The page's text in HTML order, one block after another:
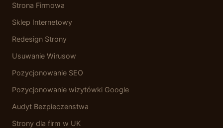
Strona Firmowa
Sklep Internetowy
Redesign Strony
Usuwanie Wirusow
Pozycjonowanie SEO
Pozycjonowanie wizytówki Google
Audyt Bezpieczenstwa
Strony dla firm w UK